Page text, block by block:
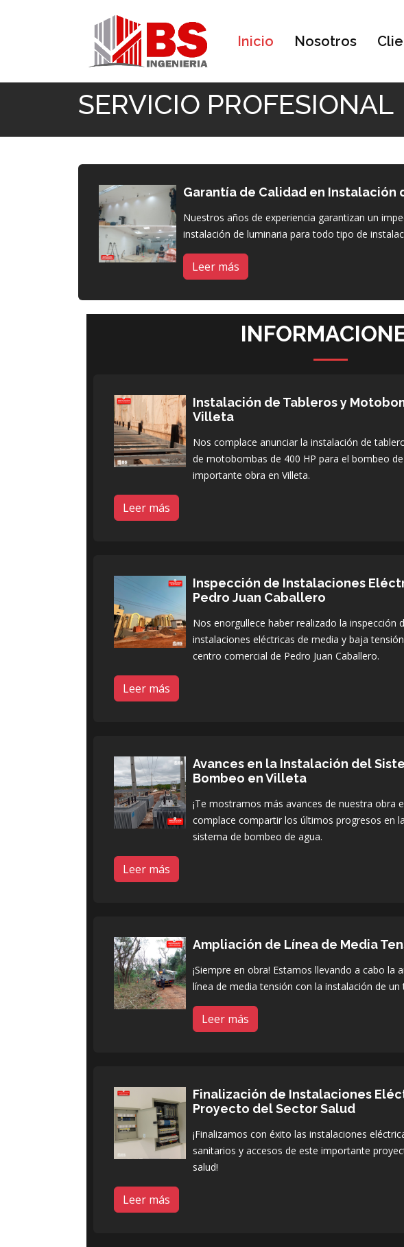
Inicio Nosotros
SERVICIO PROFESIONAL
Garantía de Calidad en Instalación
Nuestros años de experiencia garantizan un
instalación de luminaria para todo tipo de
Leer más
Instalación de Tableros y
Villeta
Nos complace anunciar la instalación de
de motobombas de 400 HP para el bombeo
importante obra en Villeta.
Leer más
Inspección de Instalaciones
Pedro Juan Caballero
Nos enorgullece haber realizado la inspección
instalaciones eléctricas de media y baja
centro comercial de Pedro Juan Caballero.
Leer más
Avances en la Instalación del
Bombeo en Villeta
¡Te mostramos más avances de nuestra obra
complace compartir los últimos progresos en
sistema de bombeo de agua.
Leer más
Ampliación de Línea de Media
¡Siempre en obra! Estamos llevando a cabo la
línea de media tensión con la instalación de
Leer más
Finalización de Instalaciones
Proyecto del Sector Salud
¡Finalizamos con éxito las instalaciones
sanitarios y accesos de este importante
salud!
Leer más